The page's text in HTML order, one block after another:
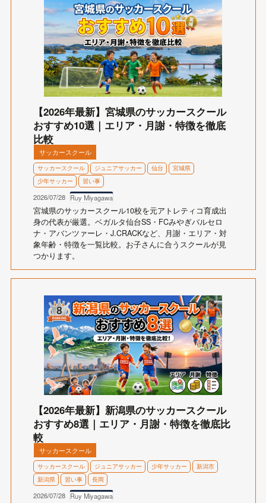
【2026年最新】宮城県のサッカースクール
おすすめ10選｜エリア・月謝・特徴を徹底
比較
サッカースクール
サッカースクール ジュニアサッカー 仙台
宮城県
少年サッカー
習い事
2026/07/28 Ruy Miyagawa
宮城県のサッカースクール10校を元アトレティコ育成出
身の代表が厳選。ベガルタ仙台SS・FCみやぎバルセロ
ナ・アバンツァーレ・J.CRACKなど、月謝・エリア・対
象年齢・特徴を一覧比較。お子さんに合うスクールが見
つかります。
【2026年最新】新潟県のサッカースクール
おすすめ8選｜エリア・月謝・特徴を徹底比
較
サッカースクール
サッカースクール ジュニアサッカー 少年サッカー
新潟市
新潟県
習い事 長岡
2026/07/28 Ruy Miyagawa